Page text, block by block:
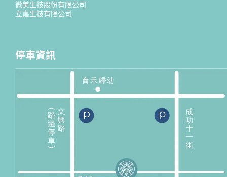
微美生技股份有限公司
立嘉生技有限公司
停車資訊